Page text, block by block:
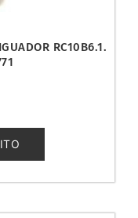
RC10B6.1.